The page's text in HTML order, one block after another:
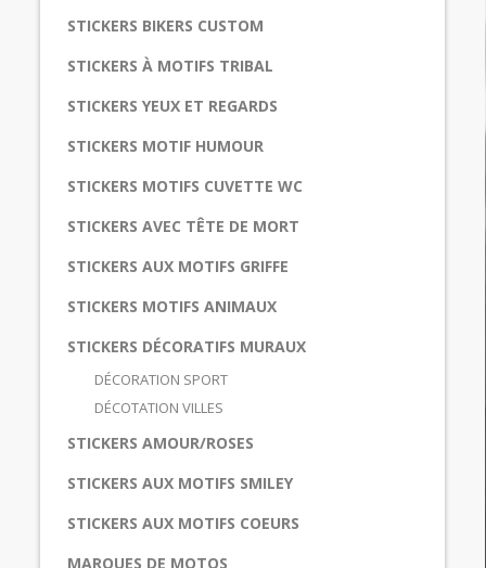
STICKERS BIKERS CUSTOM
STICKERS À MOTIFS TRIBAL
STICKERS YEUX ET REGARDS
STICKERS MOTIF HUMOUR
STICKERS MOTIFS CUVETTE WC
STICKERS AVEC TÊTE DE MORT
STICKERS AUX MOTIFS GRIFFE
STICKERS MOTIFS ANIMAUX
STICKERS DÉCORATIFS MURAUX
DÉCORATION SPORT
DÉCOTATION VILLES
STICKERS AMOUR/ROSES
STICKERS AUX MOTIFS SMILEY
STICKERS AUX MOTIFS COEURS
MARQUES DE MOTOS